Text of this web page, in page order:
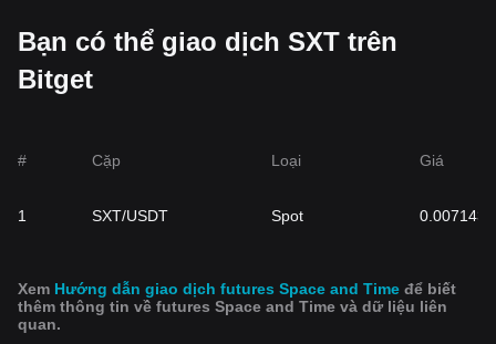
Bạn có thể giao dịch SXT trên
Bitget
# Cặp Loại Giá
1 SXT/USDT Spot 0.007143
Xem Hướng dẫn giao dịch futures Space and Time để biết
thêm thông tin về futures Space and Time và dữ liệu liên
quan.